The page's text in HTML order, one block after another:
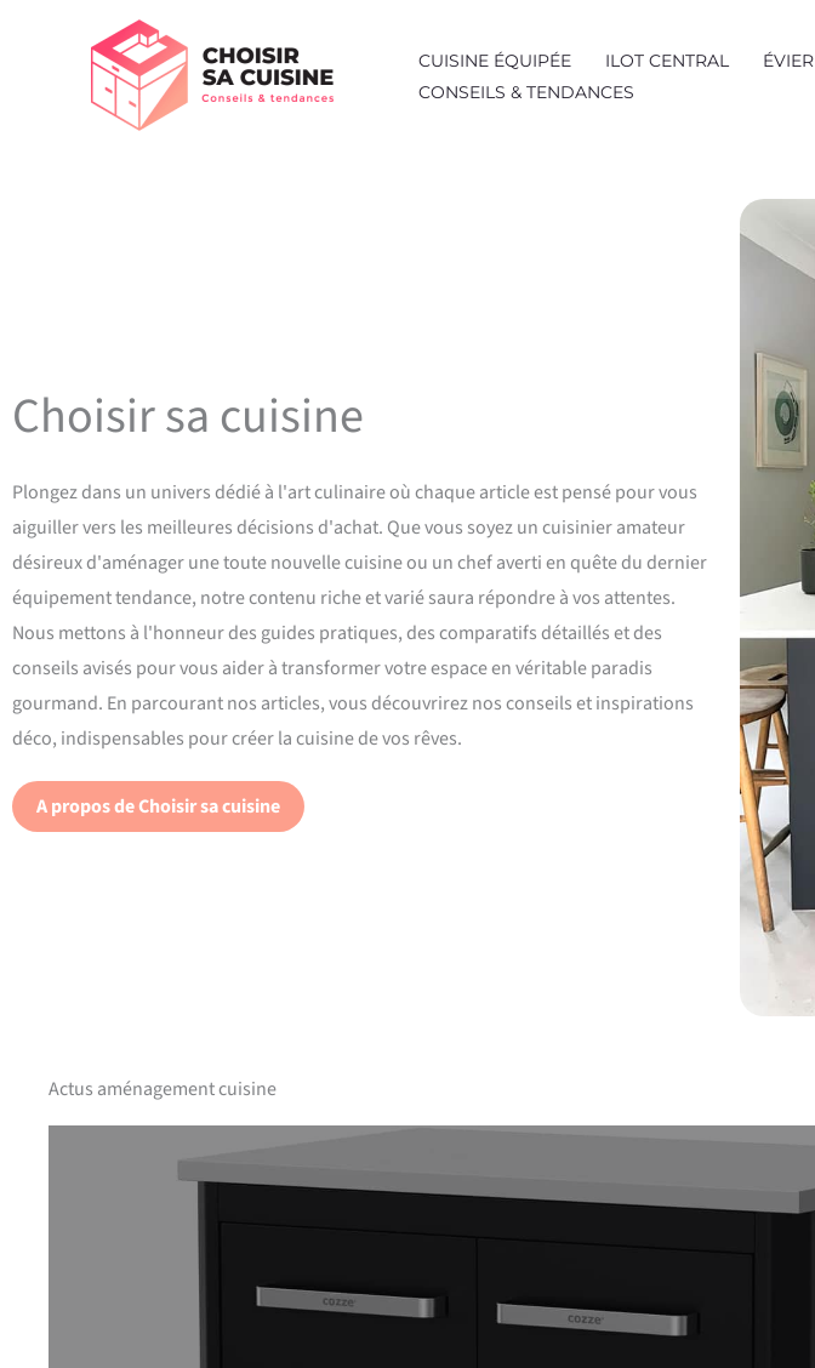
CUISINE ÉQUIPÉE ILOT CENTRAL ÉVIER
CONSEILS & TENDANCES
Choisir sa cuisine
Plongez dans un univers dédié à l'art culinaire où chaque article est pensé pour vous
aiguiller vers les meilleures décisions d'achat. Que vous soyez un cuisinier amateur
désireux d'aménager une toute nouvelle cuisine ou un chef averti en quête du dernier
équipement tendance, notre contenu riche et varié saura répondre à vos attentes.
Nous mettons à l'honneur des guides pratiques, des comparatifs détaillés et des
conseils avisés pour vous aider à transformer votre espace en véritable paradis
gourmand. En parcourant nos articles, vous découvrirez nos conseils et inspirations
déco, indispensables pour créer la cuisine de vos rêves.
A propos de Choisir sa cuisine
Actus aménagement cuisine